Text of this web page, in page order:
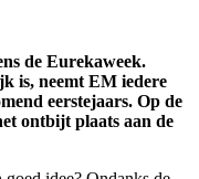
de Eurekaweek.
is, neemt EM iedere
eerstejaars. Op de
ontbijt plaats aan de